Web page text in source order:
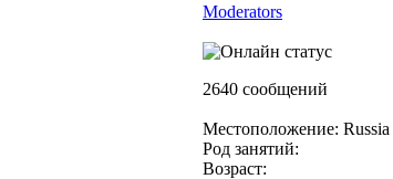
Moderators
2640 сообщений
Местоположение: Russia
Род занятий:
Возраст: